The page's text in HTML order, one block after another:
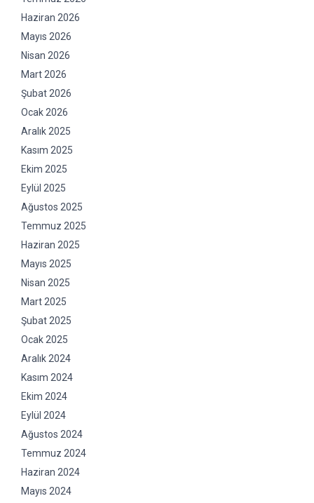
Haziran 2026
Mayıs 2026
Nisan 2026
Mart 2026
Şubat 2026
Ocak 2026
Aralık 2025
Kasım 2025
Ekim 2025
Eylül 2025
Ağustos 2025
Temmuz 2025
Haziran 2025
Mayıs 2025
Nisan 2025
Mart 2025
Şubat 2025
Ocak 2025
Aralık 2024
Kasım 2024
Ekim 2024
Eylül 2024
Ağustos 2024
Temmuz 2024
Haziran 2024
Mayıs 2024